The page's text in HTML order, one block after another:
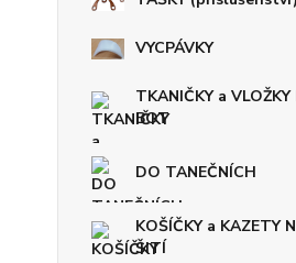
VYCPÁVKY
TKANIČKY a VLOŽKY
BOT
DO TANEČNÍCH
KOŠÍČKY a KAZETY
ŠITÍ